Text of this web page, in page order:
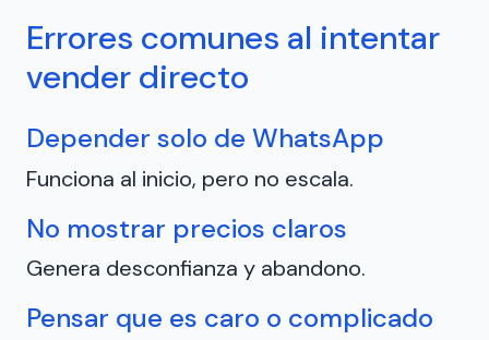
Errores comunes al intentar
vender directo
Depender solo de WhatsApp
Funciona al inicio, pero no escala.
No mostrar precios claros
Genera desconfianza y abandono.
Pensar que es caro o complicado